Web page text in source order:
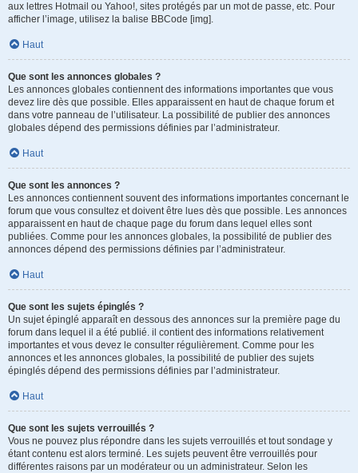
aux lettres Hotmail ou Yahoo!, sites protégés par un mot de passe, etc. Pour
afficher l’image, utilisez la balise BBCode [img].
Haut
Que sont les annonces globales ?
Les annonces globales contiennent des informations importantes que vous
devez lire dès que possible. Elles apparaissent en haut de chaque forum et
dans votre panneau de l’utilisateur. La possibilité de publier des annonces
globales dépend des permissions définies par l’administrateur.
Haut
Que sont les annonces ?
Les annonces contiennent souvent des informations importantes concernant le
forum que vous consultez et doivent être lues dès que possible. Les annonces
apparaissent en haut de chaque page du forum dans lequel elles sont
publiées. Comme pour les annonces globales, la possibilité de publier des
annonces dépend des permissions définies par l’administrateur.
Haut
Que sont les sujets épinglés ?
Un sujet épinglé apparaît en dessous des annonces sur la première page du
forum dans lequel il a été publié. il contient des informations relativement
importantes et vous devez le consulter régulièrement. Comme pour les
annonces et les annonces globales, la possibilité de publier des sujets
épinglés dépend des permissions définies par l’administrateur.
Haut
Que sont les sujets verrouillés ?
Vous ne pouvez plus répondre dans les sujets verrouillés et tout sondage y
étant contenu est alors terminé. Les sujets peuvent être verrouillés pour
différentes raisons par un modérateur ou un administrateur. Selon les